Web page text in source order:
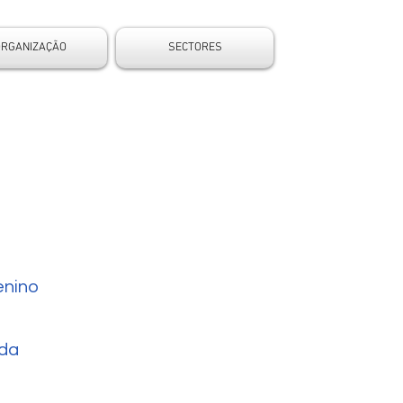
SECTORES